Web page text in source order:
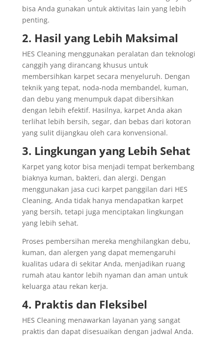
bisa Anda gunakan untuk aktivitas lain yang lebih
penting.
2. Hasil yang Lebih Maksimal
HES Cleaning menggunakan peralatan dan teknologi
canggih yang dirancang khusus untuk
membersihkan karpet secara menyeluruh. Dengan
teknik yang tepat, noda-noda membandel, kuman,
dan debu yang menumpuk dapat dibersihkan
dengan lebih efektif. Hasilnya, karpet Anda akan
terlihat lebih bersih, segar, dan bebas dari kotoran
yang sulit dijangkau oleh cara konvensional.
3. Lingkungan yang Lebih Sehat
Karpet yang kotor bisa menjadi tempat berkembang
biaknya kuman, bakteri, dan alergi. Dengan
menggunakan jasa cuci karpet panggilan dari HES
Cleaning, Anda tidak hanya mendapatkan karpet
yang bersih, tetapi juga menciptakan lingkungan
yang lebih sehat.
Proses pembersihan mereka menghilangkan debu,
kuman, dan alergen yang dapat memengaruhi
kualitas udara di sekitar Anda, menjadikan ruang
rumah atau kantor lebih nyaman dan aman untuk
keluarga atau rekan kerja.
4. Praktis dan Fleksibel
HES Cleaning menawarkan layanan yang sangat
praktis dan dapat disesuaikan dengan jadwal Anda.